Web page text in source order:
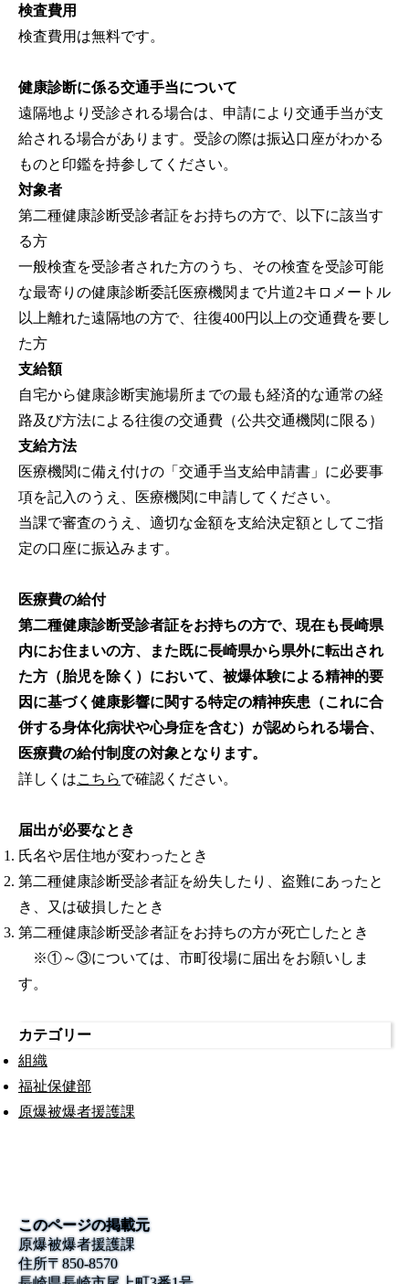
検査費用
検査費用は無料です。
健康診断に係る交通手当について
遠隔地より受診される場合は、申請により交通手当が支
給される場合があります。受診の際は振込口座がわかる
ものと印鑑を持参してください。
対象者
第二種健康診断受診者証をお持ちの方で、以下に該当す
る方
一般検査を受診者された方のうち、その検査を受診可能
な最寄りの健康診断委託医療機関まで片道2キロメートル
以上離れた遠隔地の方で、往復400円以上の交通費を要し
た方
支給額
自宅から健康診断実施場所までの最も経済的な通常の経
路及び方法による往復の交通費（公共交通機関に限る）
支給方法
医療機関に備え付けの「交通手当支給申請書」に必要事
項を記入のうえ、医療機関に申請してください。
当課で審査のうえ、適切な金額を支給決定額としてご指
定の口座に振込みます。
医療費の給付
第二種健康診断受診者証をお持ちの方で、現在も長崎県
内にお住まいの方、また既に長崎県から県外に転出され
た方（胎児を除く）において、被爆体験による精神的要
因に基づく健康影響に関する特定の精神疾患（これに合
併する身体化病状や心身症を含む）が認められる場合、
医療費の給付制度の対象となります。
詳しくはこちらで確認ください。
届出が必要なとき
氏名や居住地が変わったとき
第二種健康診断受診者証を紛失したり、盗難にあったと
き、又は破損したとき
第二種健康診断受診者証をお持ちの方が死亡したとき
※①～③については、市町役場に届出をお願いしま
す。
カテゴリー
組織
福祉保健部
原爆被爆者援護課
このページの掲載元
原爆被爆者援護課
住所〒850-8570